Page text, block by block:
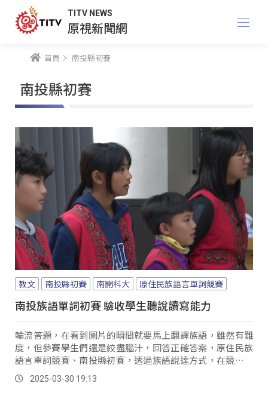
TITV NEWS
原視新聞網
首頁 南投縣初賽
南投縣初賽
教文 南投縣初賽 南開科大 原住民族語言單詞競賽
南投族語單詞初賽 驗收學生聽說讀寫能力
輪流答題，在看到圖片的瞬間就要馬上翻譯族語，雖然有難
度，但參賽學生們還是絞盡腦汁，回答正確答案，原住民族
語言單詞競賽、南投縣初賽，透過族語說達方式，在競賽過
程中，驗收學生對於單詞的熟悉度。
2025-03-30 19:13